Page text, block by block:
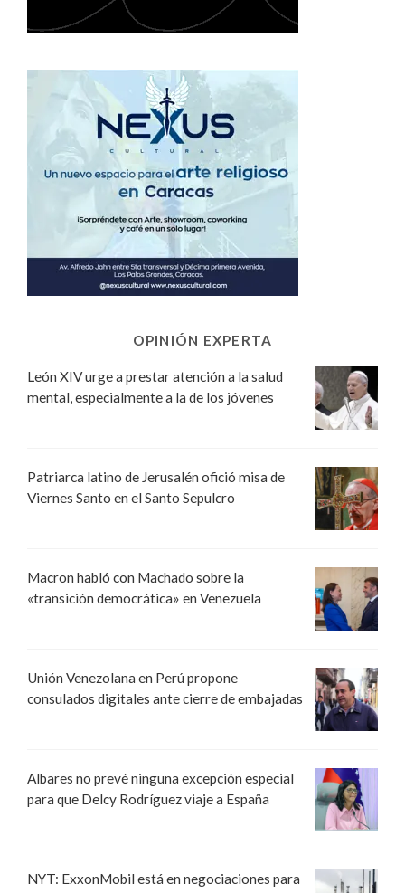
OPINIÓN EXPERTA
León XIV urge a prestar atención a la salud
mental, especialmente a la de los jóvenes
Patriarca latino de Jerusalén ofició misa de
Viernes Santo en el Santo Sepulcro
Macron habló con Machado sobre la
«transición democrática» en Venezuela
Unión Venezolana en Perú propone
consulados digitales ante cierre de embajadas
Albares no prevé ninguna excepción especial
para que Delcy Rodríguez viaje a España
NYT: ExxonMobil está en negociaciones para